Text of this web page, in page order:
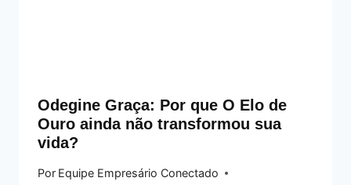
Odegine Graça: Por que O Elo de
Ouro ainda não transformou sua
vida?
Por Equipe Empresário Conectado